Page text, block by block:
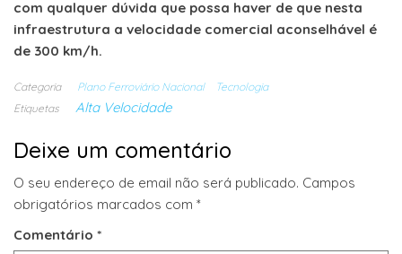
com qualquer dúvida que possa haver de que nesta
infraestrutura a velocidade comercial aconselhável é
de 300 km/h.
Categoria Plano Ferroviário Nacional
Tecnologia
Etiquetas
Alta Velocidade
Deixe um comentário
O seu endereço de email não será publicado. Campos
obrigatórios marcados com *
Comentário *